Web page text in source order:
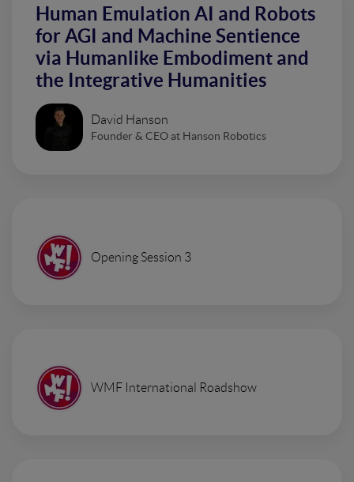
Human Emulation AI and Robots
for AGI and Machine Sentience
via Humanlike Embodiment and
the Integrative Humanities
David Hanson
Founder & CEO at Hanson Robotics
Opening Session 3
WMF International Roadshow